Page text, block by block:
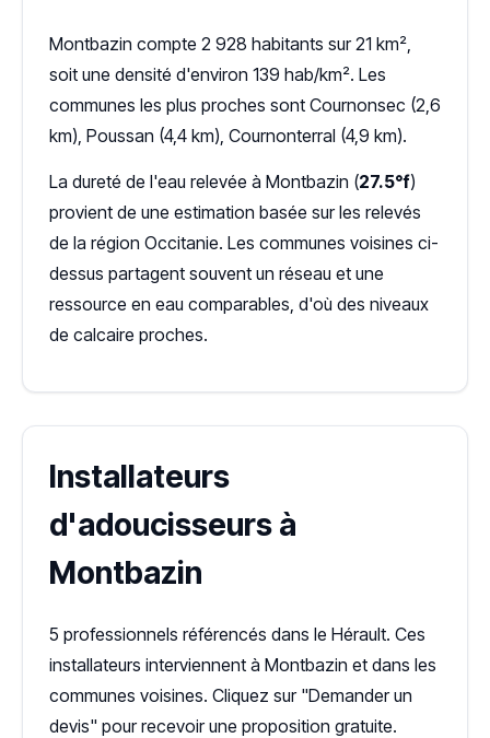
Montbazin compte 2 928 habitants sur 21 km²,
soit une densité d'environ 139 hab/km². Les
communes les plus proches sont Cournonsec (2,6
km), Poussan (4,4 km), Cournonterral (4,9 km).
La dureté de l'eau relevée à Montbazin (27.5°f)
provient de une estimation basée sur les relevés
de la région Occitanie. Les communes voisines ci-
dessus partagent souvent un réseau et une
ressource en eau comparables, d'où des niveaux
de calcaire proches.
Installateurs
d'adoucisseurs à
Montbazin
5 professionnels référencés dans le Hérault. Ces
installateurs interviennent à Montbazin et dans les
communes voisines. Cliquez sur "Demander un
devis" pour recevoir une proposition gratuite.